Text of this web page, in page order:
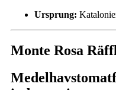
Ursprung:
Monte Rosa